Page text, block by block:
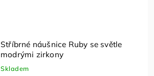
Stříbrné náušnice green Heart
Skladem